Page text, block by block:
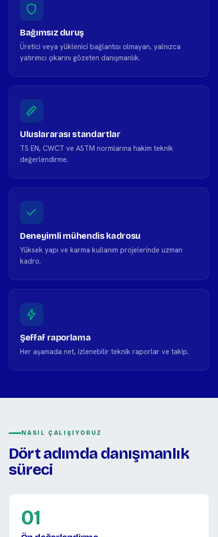
Bağımsız duruş
Üretici veya yüklenici bağlantısı olmayan, yalnızca
yatırımcı çıkarını gözeten danışmanlık.
Uluslararası standartlar
TS EN, CWCT ve ASTM normlarına hakim teknik
değerlendirme.
Deneyimli mühendis kadrosu
Yüksek yapı ve karma kullanım projelerinde uzman
kadro.
Şeffaf raporlama
Her aşamada net, izlenebilir teknik raporlar ve takip.
NASIL ÇALIŞIYORUZ
Dört adımda danışmanlık
süreci
01